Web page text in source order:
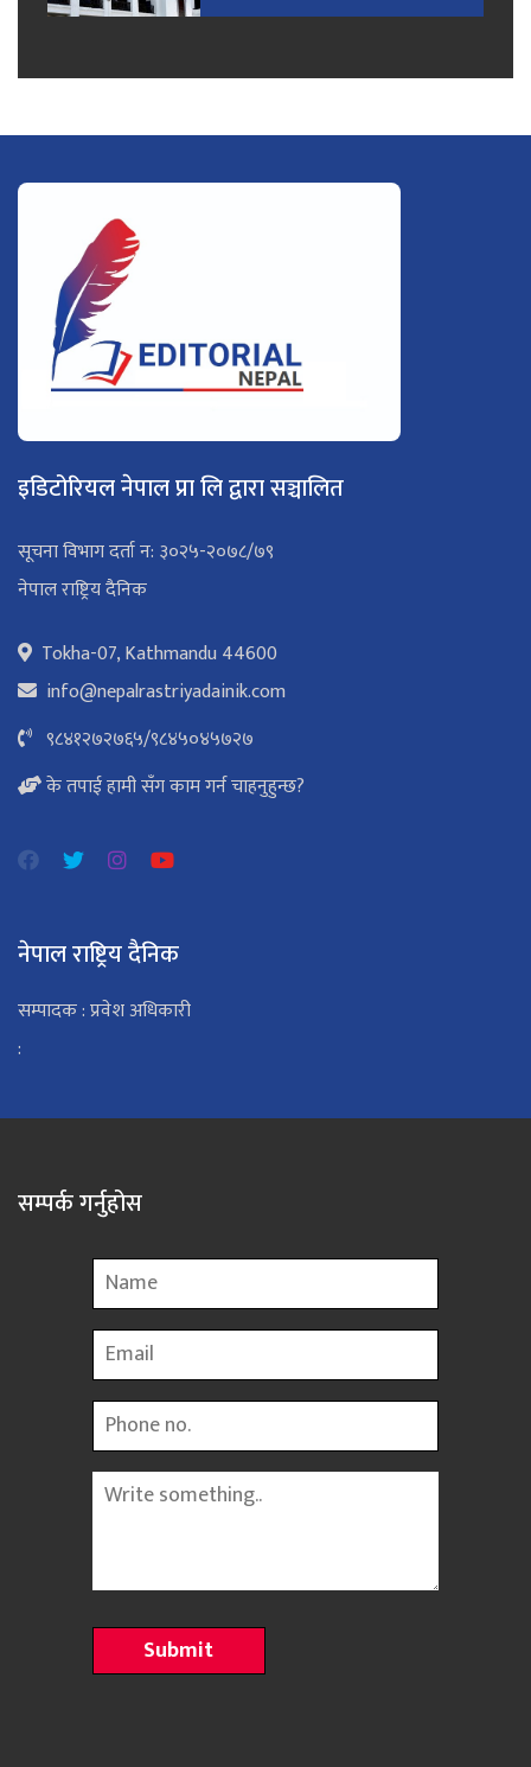
इडिटोरियल नेपाल प्रा लि द्वारा सञ्चालित
सूचना विभाग दर्ता न: ३०२५-२०७८/७९
नेपाल राष्ट्रिय दैनिक
Tokha-07, Kathmandu 44600
info@nepalrastriyadainik.com
९८४१२७२७६५/९८४५०४५७२७
के तपाई हामी सँग काम गर्न चाहनुहुन्छ?
नेपाल राष्ट्रिय दैनिक
सम्पादक : प्रवेश अधिकारी
:
सम्पर्क गर्नुहोस
Name
Email
Phone
Message